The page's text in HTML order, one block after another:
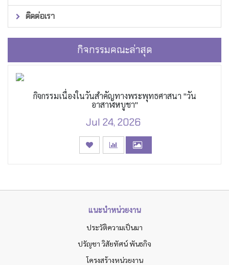
ติดต่อเรา
กิจกรรมคณะล่าสุด
กิจกรรมเนื่องในวันสำคัญทางพระพุทธศาสนา "วัน
อาสาฬหบูชา"
Jul 24, 2026
แนะนำหน่วยงาน
ประวัติความเป็นมา
ปรัญชา วิสัยทัศน์ พันธกิจ
โครงสร้างหน่วยงาน